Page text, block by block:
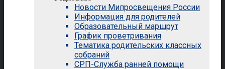
Новости Мипросвещения России
Информация для родителей
Образовательный маршрут
График проветривания
Тематика родительских классных
собраний
СРП-Служба ранней помощи